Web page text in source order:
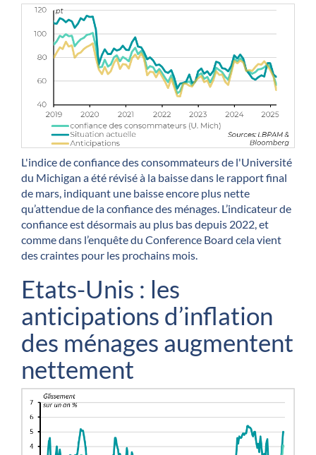
L'indice de confiance des consommateurs de l'Université
du Michigan a été révisé à la baisse dans le rapport final
de mars, indiquant une baisse encore plus nette
qu’attendue de la confiance des ménages. L’indicateur de
confiance est désormais au plus bas depuis 2022, et
comme dans l’enquête du Conference Board cela vient
des craintes pour les prochains mois.
Etats-Unis : les
anticipations d’inflation
des ménages augmentent
nettement